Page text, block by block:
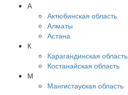
А
Актюбинская область
Алматы
Астана
К
Карагандинская область
Костанайская область
М
Мангистауская область